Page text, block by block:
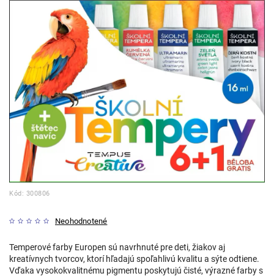
Kód: 300806
Neohodnotené
Temperové farby Europen sú navrhnuté pre deti, žiakov aj
kreatívnych tvorcov, ktorí hľadajú spoľahlivú kvalitu a sýte odtiene.
Vďaka vysokokvalitnému pigmentu poskytujú čisté, výrazné farby s